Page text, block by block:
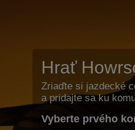
Hrať
Zriaďte si jazdecké
a pridajte sa ku
Vyberte prvého